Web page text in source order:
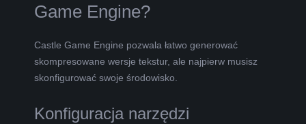
Game Engine?
Castle Game Engine pozwala łatwo generować
skompresowane wersje tekstur, ale najpierw musisz
skonfigurować swoje środowisko.
Konfiguracja narzędzi